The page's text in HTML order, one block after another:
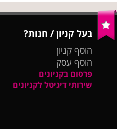
בעל קניון / חנות?
הוסף קניון
הוסף עסק
פרסום בקניונים
שירותי דיגיטל לקניונים